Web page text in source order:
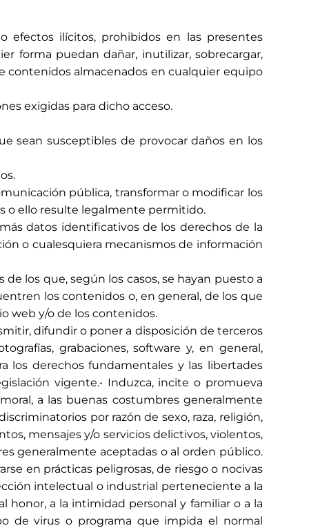
ilícitos, prohibidos en las presentes
forma puedan dañar, inutilizar, sobrecargar,
contenidos almacenados en cualquier equipo
exigidas para dicho acceso.
sean susceptibles de provocar daños en los
pública, transformar o modificar los
o ello resulte legalmente permitido.
datos identificativos de los derechos de la
o cualesquiera mecanismos de información
los que, según los casos, se hayan puesto a
los contenidos o, en general, de los que
web y/o de los contenidos.
difundir o poner a disposición de terceros
grabaciones, software y, en general,
los derechos fundamentales y las libertades
vigente.• Induzca, incite o promueva
a las buenas costumbres generalmente
por razón de sexo, raza, religión,
mensajes y/o servicios delictivos, violentos,
generalmente aceptadas o al orden público.
en prácticas peligrosas, de riesgo o nocivas
intelectual o industrial perteneciente a la
honor, a la intimidad personal y familiar o a la
de virus o programa que impida el normal